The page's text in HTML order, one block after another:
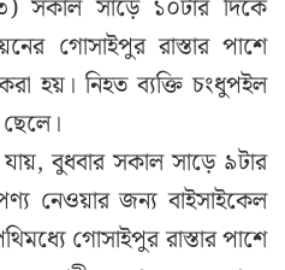
সকাল সাড়ে ১০টার দিকে
গোসাইপুর রাস্তার পাশে
হয়। নিহত ব্যক্তি চংধুপইল
বুধবার সকাল সাড়ে ৯টার
নেওয়ার জন্য বাইসাইকেল
গোসাইপুর রাস্তার পাশে